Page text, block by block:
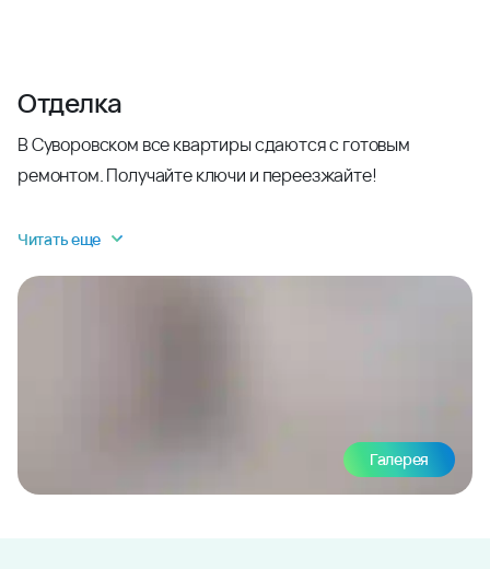
Отделка
В Суворовском все квартиры сдаются с готовым
ремонтом. Получайте ключи и переезжайте!
Читать еще
Галерея